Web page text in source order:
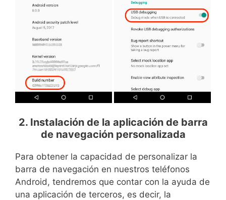
2. Instalación de la aplicación de barra
de navegación personalizada
Para obtener la capacidad de personalizar la
barra de navegación en nuestros teléfonos
Android, tendremos que contar con la ayuda de
una aplicación de terceros, es decir, la